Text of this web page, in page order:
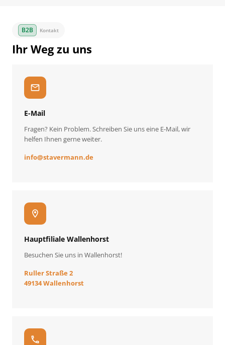
Kontakt
Ihr Weg zu uns
mail
E-Mail
Fragen? Kein Problem. Schreiben Sie uns eine E-Mail, wir
helfen Ihnen gerne weiter.
info@stavermann.de
location_on
Hauptfiliale Wallenhorst
Besuchen Sie uns in Wallenhorst!
Ruller Straße 2
49134 Wallenhorst
call